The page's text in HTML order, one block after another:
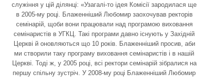
служіння у цій ділянці: «Узагалі-то ідея Комісії зародилася ще
в 2005-му році. Блаженніший Любомир заохочував ректорів
семінарій, щоби вони працювали над програмою виховання
семінаристів в УГКЦ. Такі програми давно існують у Західній
Церкві й оновляються що 10 років. Блаженніший просив, аби
ми створили таку програму виховання семінаристів і в нашій
Церкві. Тоді ж, у 2005 році, всі ректори семінарій зібралися на
першу спільну зустріч. У 2008-му році Блаженніший Любомир